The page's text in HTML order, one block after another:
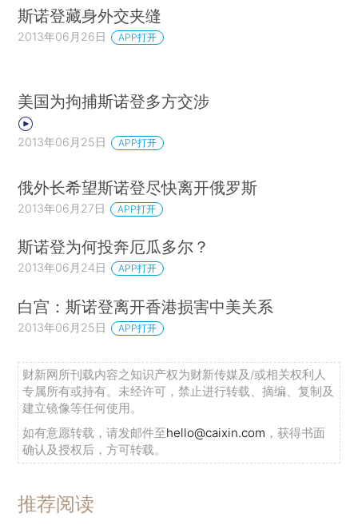
斯诺登藏身外交夹缝
2013年06月26日 APP打开
美国为拘捕斯诺登多方交涉
2013年06月25日 APP打开
俄外长希望斯诺登尽快离开俄罗斯
2013年06月27日 APP打开
斯诺登为何投奔厄瓜多尔？
2013年06月24日 APP打开
白宫：斯诺登离开香港损害中美关系
2013年06月25日 APP打开
财新网所刊载内容之知识产权为财新传媒及/或相关权利人
专属所有或持有。未经许可，禁止进行转载、摘编、复制及
建立镜像等任何使用。
如有意愿转载，请发邮件至hello@caixin.com ，获得书面
确认及授权后，方可转载。
推荐阅读